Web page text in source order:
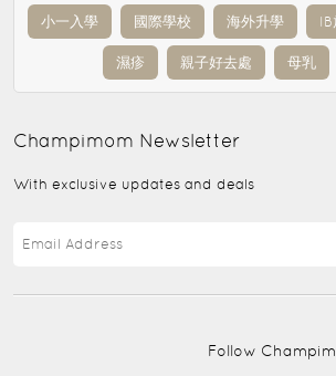
小一入學 國際學校 海外升學
濕疹 親子好去處 母乳
Champimom Newsletter
With exclusive updates and deals
Follow